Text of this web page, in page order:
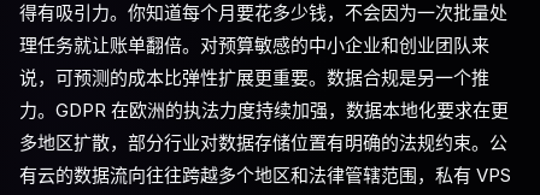
得有吸引力。你知道每个月要花多少钱，不会因为一次批量处
理任务就让账单翻倍。对预算敏感的中小企业和创业团队来
说，可预测的成本比弹性扩展更重要。数据合规是另一个推
力。GDPR 在欧洲的执法力度持续加强，数据本地化要求在更
多地区扩散，部分行业对数据存储位置有明确的法规约束。公
有云的数据流向往往跨越多个地区和法律管辖范围，私有 VPS